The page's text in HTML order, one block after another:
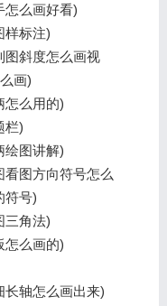
怎么画好看)
样标注)
图斜度怎么画视
画)
怎么用的)
栏)
绘图讲解)
图方向符号怎么
符号)
三角法)
怎么画的)
长轴怎么画出来)